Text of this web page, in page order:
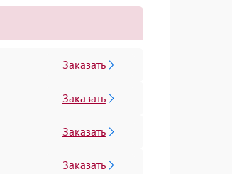
Заказать
Заказать
Заказать
Заказать